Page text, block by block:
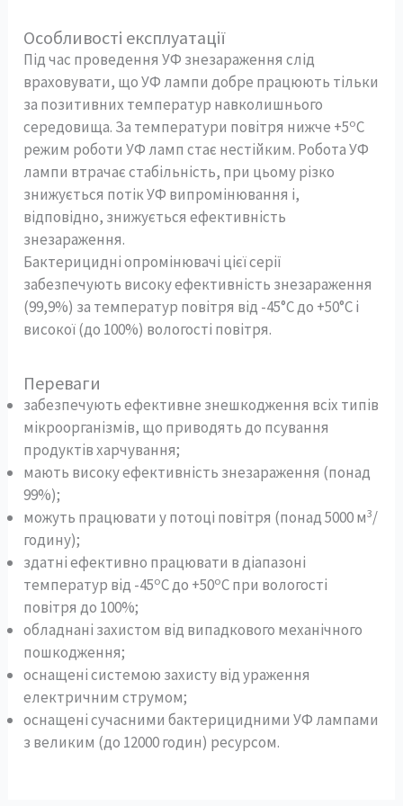
Особливості експлуатації
Під час проведення УФ знезараження слід
враховувати, що УФ лампи добре працюють тільки
за позитивних температур навколишнього
середовища. За температури повітря нижче +5оС
режим роботи УФ ламп стає нестійким. Робота УФ
лампи втрачає стабільність, при цьому різко
знижується потік УФ випромінювання і,
відповідно, знижується ефективність
знезараження.
Бактерицидні опромінювачі цієї серії
забезпечують високу ефективність знезараження
(99,9%) за температур повітря від -45°С до +50°С і
високої (до 100%) вологості повітря.
Переваги
забезпечують ефективне знешкодження всіх типів
мікроорганізмів, що приводять до псування
продуктів харчування;
мають високу ефективність знезараження (понад
99%);
можуть працювати у потоці повітря (понад 5000 м3/
годину);
здатні ефективно працювати в діапазоні
температур від -45оС до +50оС при вологості
повітря до 100%;
обладнані захистом від випадкового механічного
пошкодження;
оснащені системою захисту від ураження
електричним струмом;
оснащені сучасними бактерицидними УФ лампами
з великим (до 12000 годин) ресурсом.